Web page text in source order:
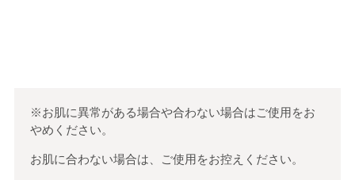
※お肌に異常がある場合や合わない場合はご使用をお
やめください。
お肌に合わない場合は、ご使用をお控えください。